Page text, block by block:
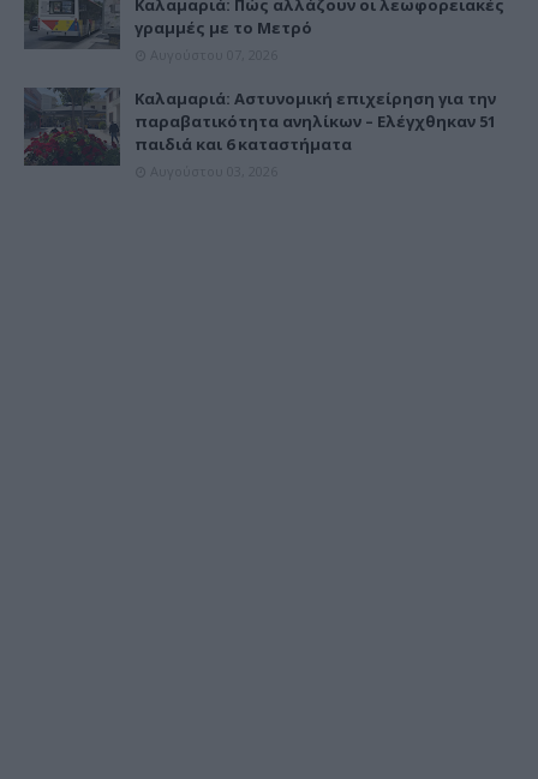
Καλαμαριά: Πώς αλλάζουν οι λεωφορειακές
γραμμές με το Μετρό
Καλαμαριά: Αστυνομική επιχείρηση για την
παραβατικότητα ανηλίκων – Ελέγχθηκαν 51
παιδιά και 6 καταστήματα